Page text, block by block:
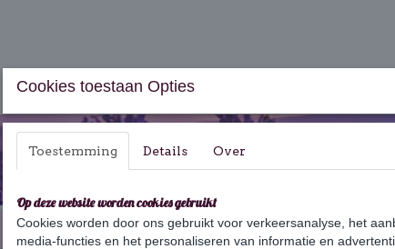
Cadeaus & Geschenksets Huishouden
Cookies toestaan Opties
Toestemming Details Over
Op deze website worden cookies gebruikt
Cookies worden door ons gebruikt voor verkeersanalyse, het
media-functies en het personaliseren van informatie en